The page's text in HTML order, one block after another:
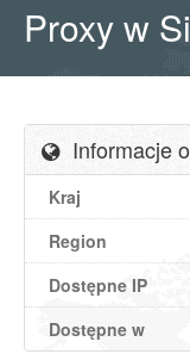
Proxy w
Informacje
Kraj
Region
Dostępne IP
Dostępne w